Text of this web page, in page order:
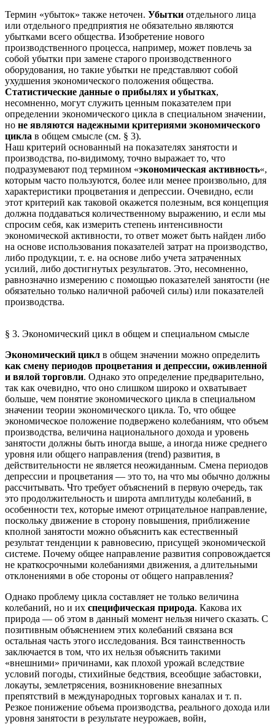
Термин «убыток» также неточен. Убытки отдельного лица
или отдельного предприятия не обязательно являются
убытками всего общества. Изобретение нового
производственного процесса, например, может повлечь за
собой убытки при замене старого производственного
оборудования, но такие убытки не представляют собой
ухудшения экономического положения общества.
Статистические данные о прибылях и убытках,
несомненно, могут служить ценным показателем при
определении экономического цикла в специальном значении,
но не являются надежными критериями экономического
цикла в общем смысле (см. § 3).
Наш критерий основанный на показателях занятости и
производства, по-видимому, точно выражает то, что
подразумевают под термином «экономическая активность«,
которым часто пользуются, более или менее произвольно, для
характеристики процветания и депрессии. Очевидно, если
этот критерий как таковой окажется полезным, вся концепция
должна поддаваться количественному выражению, и если мы
спросим себя, как измерить степень интенсивности
экономической активности, то ответ может быть найден либо
на основе использования показателей затрат на производство,
либо продукции, т. е. на основе либо учета затраченных
усилий, либо достигнутых результатов. Это, несомненно,
равнозначно измерению с помощью показателей занятости (не
обязательно только наличной рабочей силы) или показателей
производства.
§ 3. Экономический цикл в общем и специальном смысле
Экономический цикл в общем значении можно определить
как смену периодов процветания и депрессии, оживленной
и вялой торговли. Однако это определение предварительно,
так как очевидно, что оно слишком широко и охватывает
больше, чем понятие экономического цикла в специальном
значении теории экономического цикла. То, что общее
экономическое положение подвержено колебаниям, что объем
производства, величина национального дохода и уровень
занятости должны быть иногда выше, а иногда ниже среднего
уровня или общего направления (trend) развития, в
действительности не является неожиданным. Смена периодов
депрессии и процветания — это то, на что мы обычно должны
рассчитывать. Что требует объяснений в первую очередь, так
это продолжительность и широта амплитуды колебаний, в
особенности тех, которые имеют отрицательное направление,
поскольку движение в сторону повышения, приближение
кполной занятости можно объяснить как естественный
результат тенденции к равновесию, присущей экономической
системе. Почему общее направление развития сопровождается
не краткосрочными колебаниями движения, а длительными
отклонениями в обе стороны от общего направления?
Однако проблему цикла составляет не только величина
колебаний, но и их специфическая природа. Какова их
природа — об этом в данный момент нельзя ничего сказать. С
позитивным объяснением этих колебаний связана вся
остальная часть этого исследования. Вся таинственность
заключается в том, что их нельзя объяснить такими
«внешними» причинами, как плохой урожай вследствие
условий погоды, стихийные бедствия, всеобщие забастовки,
локауты, землетрясения, возникновение внезапных
препятствий в международных торговых каналах и т. п.
Резкое понижение объема производства, реального дохода или
уровня занятости в результате неурожаев, войн,